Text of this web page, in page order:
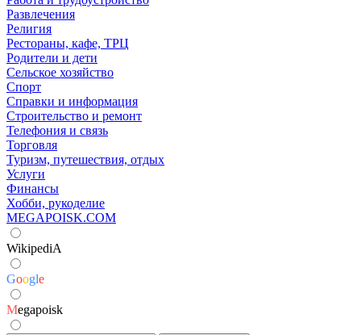
Развлечения
Религия
Рестораны, кафе, ТРЦ
Родители и дети
Сельское хозяйство
Спорт
Справки и информация
Строительство и ремонт
Телефония и связь
Торговля
Туризм, путешествия, отдых
Услуги
Финансы
Хобби, рукоделие
MEGAPOISK.COM
WikipediA
Google
Megapoisk